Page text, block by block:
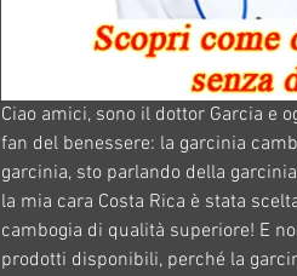
Ciao amici, sono il dottor Garcia e
fan del benessere: la garcinia
garcinia, sto parlando della
la mia cara Costa Rica è stata
cambogia di qualità superiore! E
prodotti disponibili, perché la